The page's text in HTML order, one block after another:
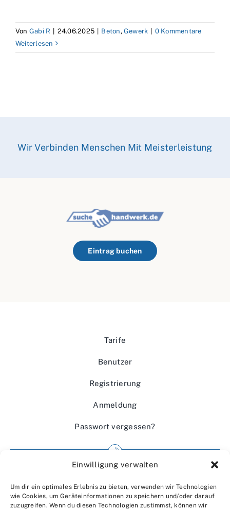
Einwilligung verwalten
Um dir ein optimales Erlebnis zu bieten, verwenden wir Technologien
wie Cookies, um Geräteinformationen zu speichern und/oder darauf
zuzugreifen. Wenn du diesen Technologien zustimmst, können wir
Von Gabi R | 24.06.2025 | Beton,Gewerk | 0 Kommentare
Weiterlesen
Wir Verbinden Menschen Mit Meisterleistung
Eintrag buchen
Tarife
Benutzer
Registrierung
Anmeldung
Passwort vergessen?
Wir über uns